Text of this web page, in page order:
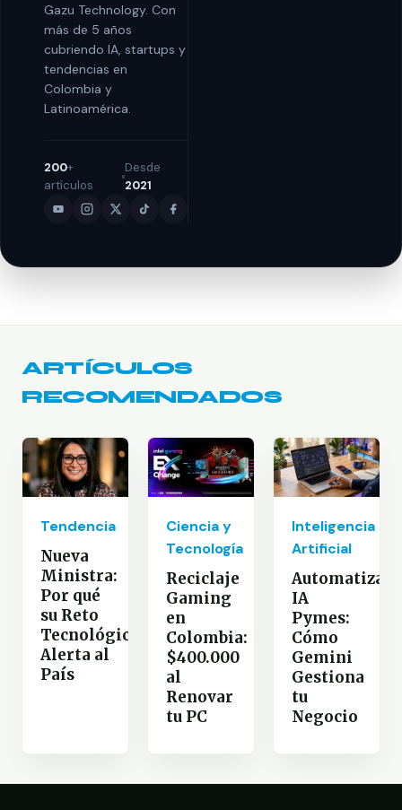
Gazu Technology. Con
más de 5 años
cubriendo IA, startups y
tendencias en
Colombia y
Latinoamérica.
200+
artículos
Desde
2021
ARTÍCULOS
RECOMENDADOS
Tendencia
Nueva
Ministra:
Por qué
su Reto
Tecnológico
Alerta al
País
Ciencia y
Tecnología
Reciclaje
Gaming
en
Colombia:
$400.000
al
Renovar
tu PC
Inteligencia
Artificial
IA
Pymes:
Cómo
Gemini
Gestiona
tu
Negocio